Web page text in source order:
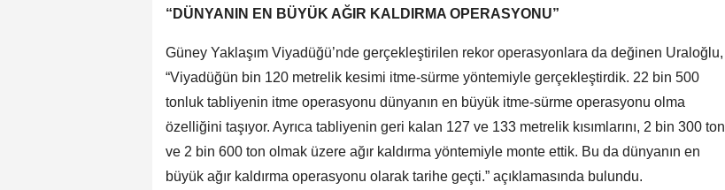
“DÜNYANIN EN BÜYÜK AĞIR KALDIRMA OPERASYONU”
Güney Yaklaşım Viyadüğü’nde gerçekleştirilen rekor operasyonlara da değinen Uraloğlu,
“Viyadüğün bin 120 metrelik kesimi itme-sürme yöntemiyle gerçekleştirdik. 22 bin 500
tonluk tabliyenin itme operasyonu dünyanın en büyük itme-sürme operasyonu olma
özelliğini taşıyor. Ayrıca tabliyenin geri kalan 127 ve 133 metrelik kısımlarını, 2 bin 300 ton
ve 2 bin 600 ton olmak üzere ağır kaldırma yöntemiyle monte ettik. Bu da dünyanın en
büyük ağır kaldırma operasyonu olarak tarihe geçti.” açıklamasında bulundu.